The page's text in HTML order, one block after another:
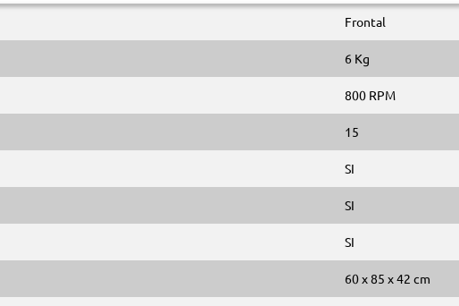
Frontal
6 Kg
800 RPM
15
SI
SI
SI
60 x 85 x 42 cm